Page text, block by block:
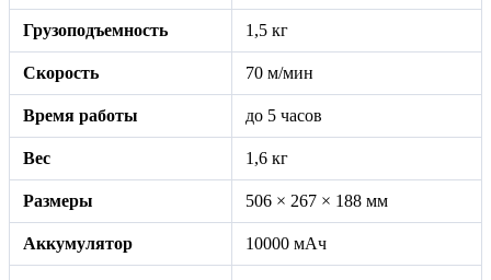
Грузоподъемность 1,5 кг
Скорость 70 м/мин
Время работы до 5 часов
Вес 1,6 кг
Размеры 506 × 267 × 188 мм
Аккумулятор 10000 мАч